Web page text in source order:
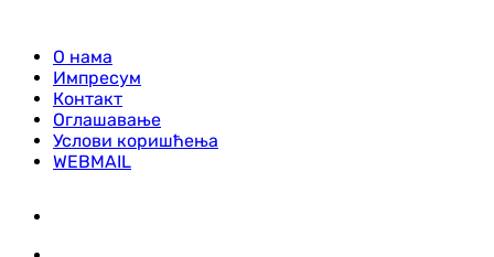
О нама
Импресум
Контакт
Оглашавање
Услови коришћења
WEBMAIL